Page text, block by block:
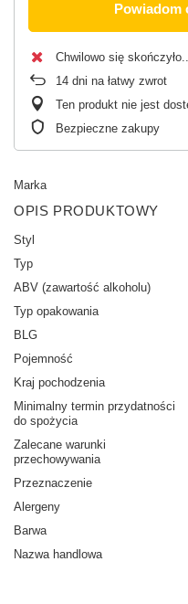
Powiadom
Chwilowo się skończyło.
14 dni na łatwy zwrot
Ten produkt nie jest
Bezpieczne zakupy
Marka
OPIS PRODUKTOWY
Styl
Typ
ABV (zawartość alkoholu)
Typ opakowania
BLG
Pojemność
Kraj pochodzenia
Minimalny termin przydatności
do spożycia
Zalecane warunki
przechowywania
Przeznaczenie
Alergeny
Barwa
Nazwa handlowa